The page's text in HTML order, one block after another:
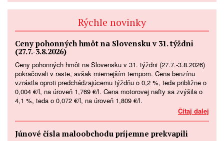
Rýchle novinky
Ceny pohonných hmôt na Slovensku v 31. týždni
(27.7.-3.8.2026)
Ceny pohonných hmôt na Slovensku v 31. týždni (27.7.-3.8.2026)
pokračovali v raste, avšak miernejším tempom. Cena benzínu
vzrástla oproti predchádzajúcemu týždňu o 0,2 %, teda približne o
0,004 €/l, na úroveň 1,769 €/l. Cena motorovej nafty sa zvýšila o
4,1 %, teda o 0,072 €/l, na úroveň 1,809 €/l.
Čítaj dalej
Júnové čísla maloobchodu príjemne prekvapili